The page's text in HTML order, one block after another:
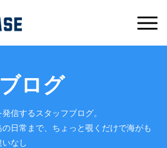
ログ
信するスタッフブログ。
日常まで、ちょっと覗くだけで海がも
なし